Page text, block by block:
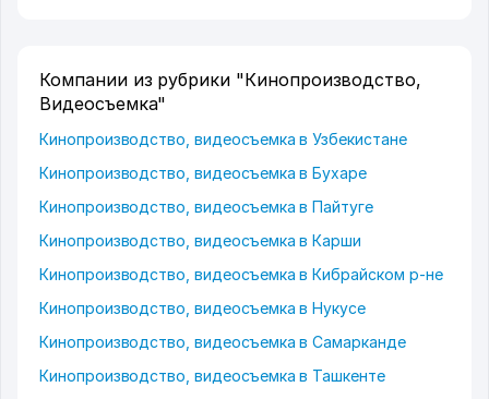
Компании из рубрики "Кинопроизводство,
Видеосъемка"
Кинопроизводство, видеосъемка в Узбекистане
Кинопроизводство, видеосъемка в Бухаре
Кинопроизводство, видеосъемка в Пайтуге
Кинопроизводство, видеосъемка в Карши
Кинопроизводство, видеосъемка в Кибрайском р-не
Кинопроизводство, видеосъемка в Нукусе
Кинопроизводство, видеосъемка в Самарканде
Кинопроизводство, видеосъемка в Ташкенте